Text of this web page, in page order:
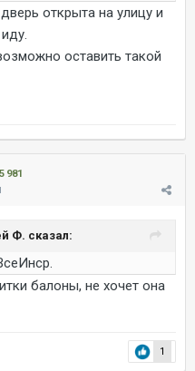
открыта на улицу и
оставить такой
5 981
Ф. сказал:
балоны, не хочет она
1